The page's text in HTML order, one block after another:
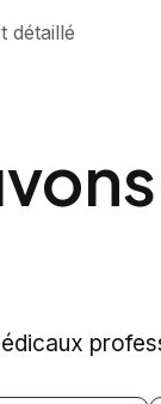
détaillé